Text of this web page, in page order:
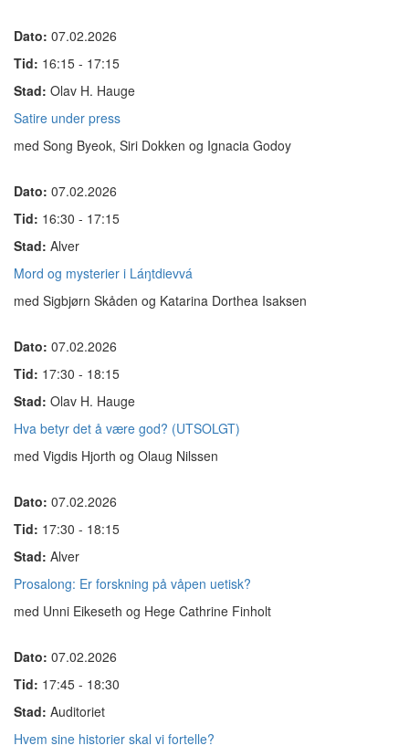
Dato: 07.02.2026
Tid: 16:15 - 17:15
Stad: Olav H. Hauge
Satire under press
med Song Byeok, Siri Dokken og Ignacia Godoy
Dato: 07.02.2026
Tid: 16:30 - 17:15
Stad: Alver
Mord og mysterier i Láŋtdievvá
med Sigbjørn Skåden og Katarina Dorthea Isaksen
Dato: 07.02.2026
Tid: 17:30 - 18:15
Stad: Olav H. Hauge
Hva betyr det å være god? (UTSOLGT)
med Vigdis Hjorth og Olaug Nilssen
Dato: 07.02.2026
Tid: 17:30 - 18:15
Stad: Alver
Prosalong: Er forskning på våpen uetisk?
med Unni Eikeseth og Hege Cathrine Finholt
Dato: 07.02.2026
Tid: 17:45 - 18:30
Stad: Auditoriet
Hvem sine historier skal vi fortelle?